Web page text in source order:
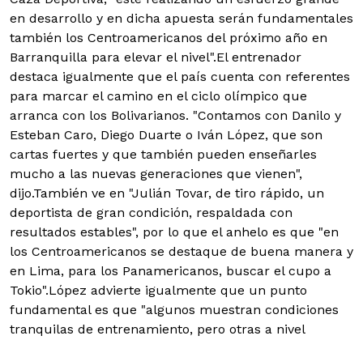
en desarrollo y en dicha apuesta serán fundamentales
también los Centroamericanos del próximo año en
Barranquilla para elevar el nivel".El entrenador
destaca igualmente que el país cuenta con referentes
para marcar el camino en el ciclo olímpico que
arranca con los Bolivarianos. "Contamos con Danilo y
Esteban Caro, Diego Duarte o Iván López, que son
cartas fuertes y que también pueden enseñarles
mucho a las nuevas generaciones que vienen",
dijo.También ve en "Julián Tovar, de tiro rápido, un
deportista de gran condición, respaldada con
resultados estables", por lo que el anhelo es que "en
los Centroamericanos se destaque de buena manera y
en Lima, para los Panamericanos, buscar el cupo a
Tokio".López advierte igualmente que un punto
fundamental es que "algunos muestran condiciones
tranquilas de entrenamiento, pero otras a nivel